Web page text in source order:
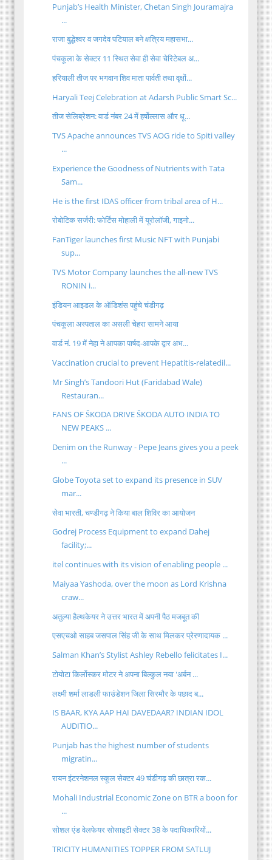
Punjab’s Health Minister, Chetan Singh Jouramajra
...
राजा बुद्धेश्वर व जगदेव पटियाल बने क्षत्रिय महासभा...
पंचकूला के सेक्टर 11 स्थित सेवा ही सेवा चेरिटेबल अ...
हरियाली तीज पर भगवान शिव माता पार्वती तथा वृक्षों...
Haryali Teej Celebration at Adarsh Public Smart Sc...
तीज सेलिब्रेशन: वार्ड नंबर 24 में हर्षोल्लास और धू...
TVS Apache announces TVS AOG ride to Spiti valley
...
Experience the Goodness of Nutrients with Tata
Sam...
He is the first IDAS officer from tribal area of H...
रोबोटिक सर्जरी: फोर्टिस मोहाली में यूरोलॉजी, गाइनो...
FanTiger launches first Music NFT with Punjabi
sup...
TVS Motor Company launches the all-new TVS
RONIN i...
इंडियन आइडल के ऑडिशंस पहुंचे चंडीगढ़
पंचकूला अस्पताल का असली चेहरा सामने आया
वार्ड नं. 19 में नेहा ने आपका पार्षद-आपके द्वार अभ...
Vaccination crucial to prevent Hepatitis-relatedil...
Mr Singh’s Tandoori Hut (Faridabad Wale)
Restauran...
FANS OF ŠKODA DRIVE ŠKODA AUTO INDIA TO
NEW PEAKS ...
Denim on the Runway - Pepe Jeans gives you a peek
...
Globe Toyota set to expand its presence in SUV
mar...
सेवा भारती, चण्डीगढ़ ने किया बाल शिविर का आयोजन
Godrej Process Equipment to expand Dahej
facility;...
itel continues with its vision of enabling people ...
Maiyaa Yashoda, over the moon as Lord Krishna
craw...
अतुल्या हैल्थकेयर ने उत्तर भारत में अपनी पैठ मजबूत की
एसएचओ साहब जसपाल सिंह जी के साथ मिलकर प्रेरणादायक ...
Salman Khan’s Stylist Ashley Rebello felicitates I...
टोयोटा किर्लोस्कर मोटर ने अपना बिल्कुल नया 'अर्बन ...
लक्ष्मी शर्मा लाडली फाउंडेशन जिला सिरमौर के पछाद ब...
IS BAAR, KYA AAP HAI DAVEDAAR? INDIAN IDOL
AUDITIO...
Punjab has the highest number of students
migratin...
रायन इंटरनेशनल स्कूल सेक्टर 49 चंडीगढ़ की छात्रा रक...
Mohali Industrial Economic Zone on BTR a boon for
...
सोशल एंड वेलफेयर सोसाइटी सेक्टर 38 के पदाधिकारियों...
TRICITY HUMANITIES TOPPER FROM SATLUJ